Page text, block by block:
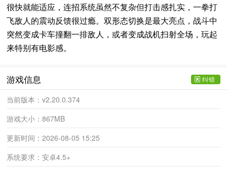
很快就能适应，连招系统虽然不复杂但打击感扎实，一拳打
飞敌人的震动反馈很过瘾。双形态切换是最大亮点，战斗中
突然变成卡车撞翻一排敌人，或者变成战机扫射全场，玩起
来特别有电影感。
游戏信息
当前版本：v2.20.0.374
游戏大小：867MB
更新时间：2026-08-05 15:25
系统要求：安卓4.5+
纠错